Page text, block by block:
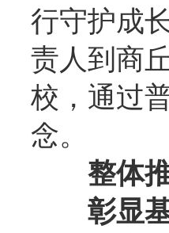
行守护成
责人到商
校，通过
念。
整体
彰显